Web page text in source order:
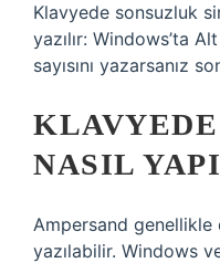
Klavyede sonsuzluk
yazılır: Windows’ta
sayısını yazarsanız
NASIL
Ampersand
yazılabilir. Windows